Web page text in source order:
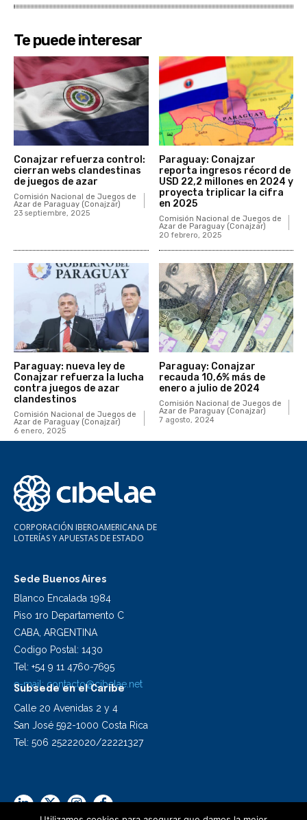
Te puede interesar
Conajzar refuerza control:
cierran webs clandestinas
de juegos de azar
Comisión Nacional de Juegos de
Azar de Paraguay (Conajzar)
23 septiembre, 2025
Paraguay: Conajzar
reporta ingresos récord de
USD 22,2 millones en 2024 y
proyecta triplicar la cifra
en 2025
Comisión Nacional de Juegos de
Azar de Paraguay (Conajzar)
20 febrero, 2025
Paraguay: nueva ley de
Conajzar refuerza la lucha
contra juegos de azar
clandestinos
Comisión Nacional de Juegos de
Azar de Paraguay (Conajzar)
6 enero, 2025
Paraguay: Conajzar
recauda 10,6% más de
enero a julio de 2024
Comisión Nacional de Juegos de
Azar de Paraguay (Conajzar)
7 agosto, 2024
CORPORACIÓN IBEROAMERICANA DE
LOTERÍAS Y APUESTAS DE ESTADO
Sede Buenos Aires
Blanco Encalada 1984
Piso 1ro Departamento C
CABA, ARGENTINA
Codigo Postal: 1430
Tel: +54 9 11 4760-7695
e-mail: contacto@cibelae.net
Subsede en el Caribe
Calle 20 Avenidas 2 y 4
San José 592-1000 Costa Rica
Tel: 506 25222020/22221327